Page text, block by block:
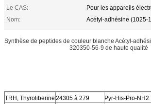
Le CAS:
Pour les appareils
Nom:
Acétyl-adhésine (1025-
Synthèse de peptides de couleur blanche Acétyl-
320350-56-9 de haute qualité
TRH, Thyroliberine 24305 à 279 Pyr-His-Pro-NH2